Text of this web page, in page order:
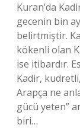
Kuran’da
gecenin bin
belirtmiştir.
kökenli olan
ise itibardır.
Kadir,
Arapça ne
gücü yeten”
biri…